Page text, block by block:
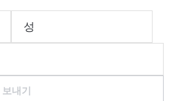
성
보내기